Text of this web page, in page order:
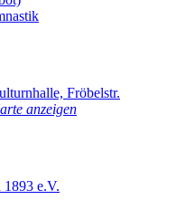
Fröbelstr.
anzeigen
e.V.